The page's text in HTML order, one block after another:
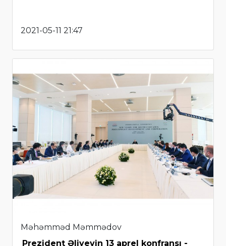
2021-05-11 21:47
Məhəmməd Məmmədov
Prezident Əliyevin 13 aprel konfransı -